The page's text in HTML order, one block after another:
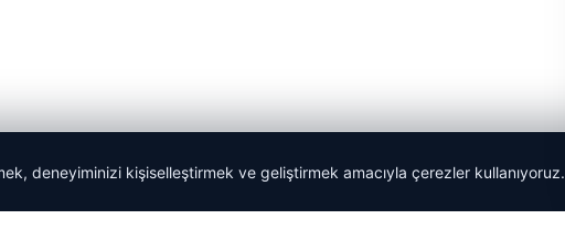
deneyiminizi kişiselleştirmek ve geliştirmek amacıyla çerezler kullanıyoruz.